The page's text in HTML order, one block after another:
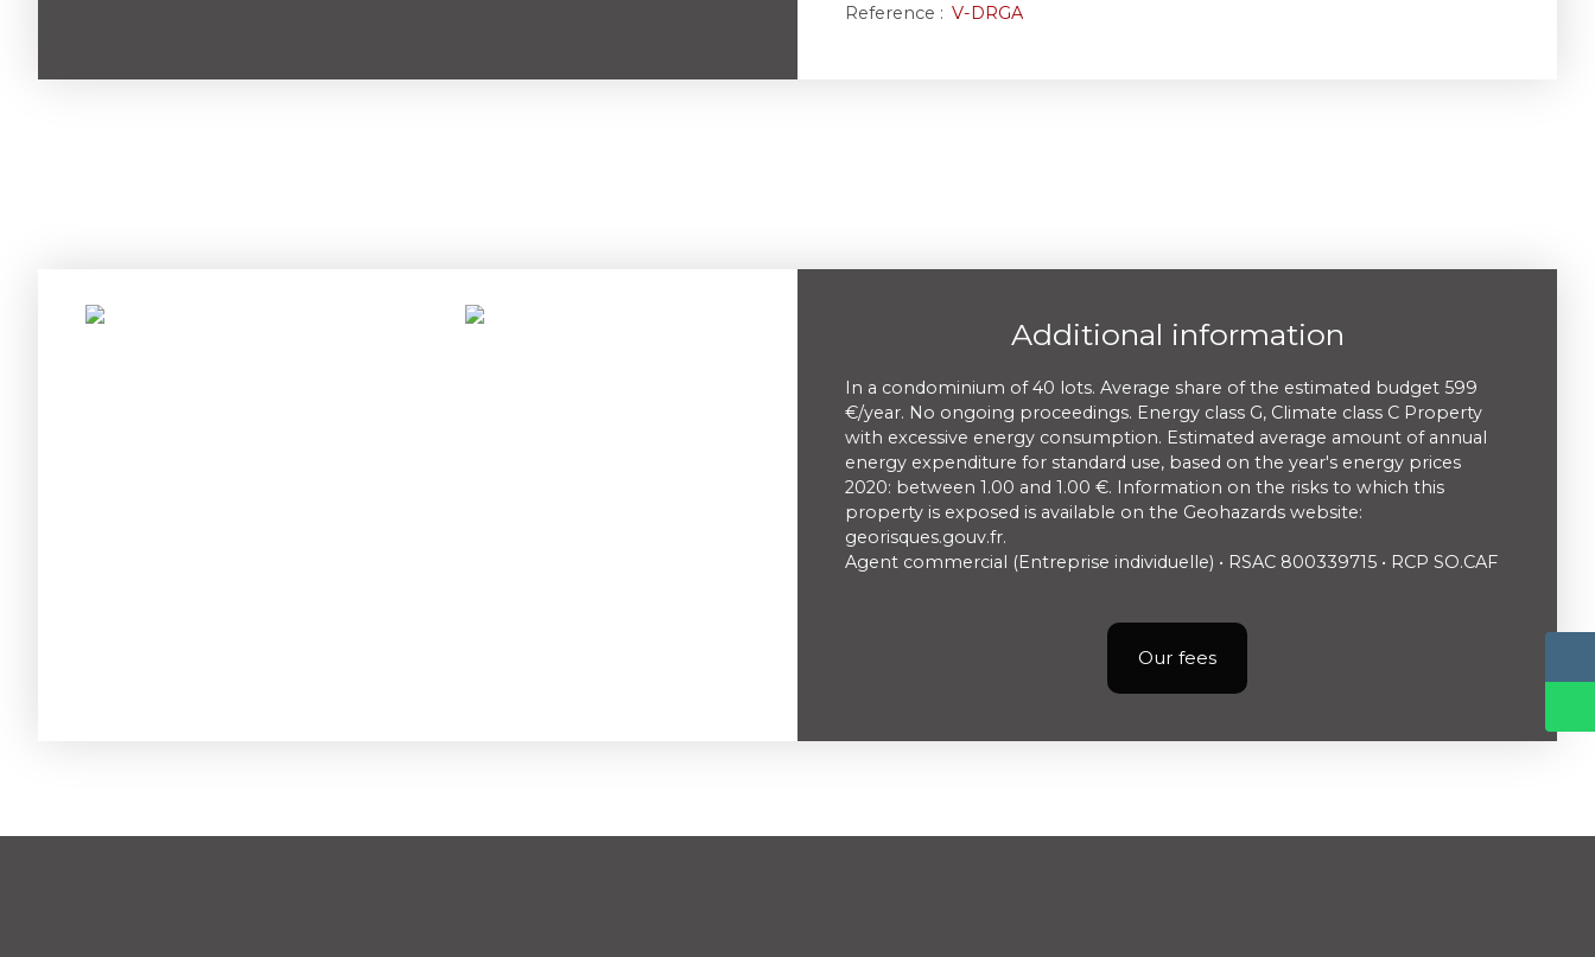
Reference : V-DRGA
Additional information
In a condominium of 40 lots. Average share of the estimated budget 599
€/year. No ongoing proceedings. Energy class G, Climate class C Property
with excessive energy consumption. Estimated average amount of annual
energy expenditure for standard use, based on the year's energy prices
2020: between 1.00 and 1.00 €. Information on the risks to which this
property is exposed is available on the Geohazards website:
georisques.gouv.fr.
Agent commercial (Entreprise individuelle) • RSAC 800339715 • RCP SO.CAF
Our fees